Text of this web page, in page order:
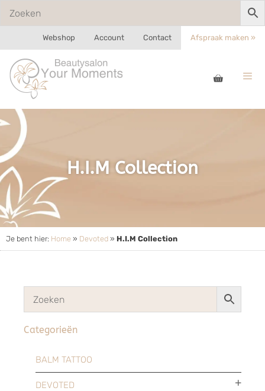
Webshop Account Contact Afspraak maken »
H.I.M Collection
Je bent hier: Home » Devoted » H.I.M Collection
Categorieën
BALM TATTOO
DEVOTED